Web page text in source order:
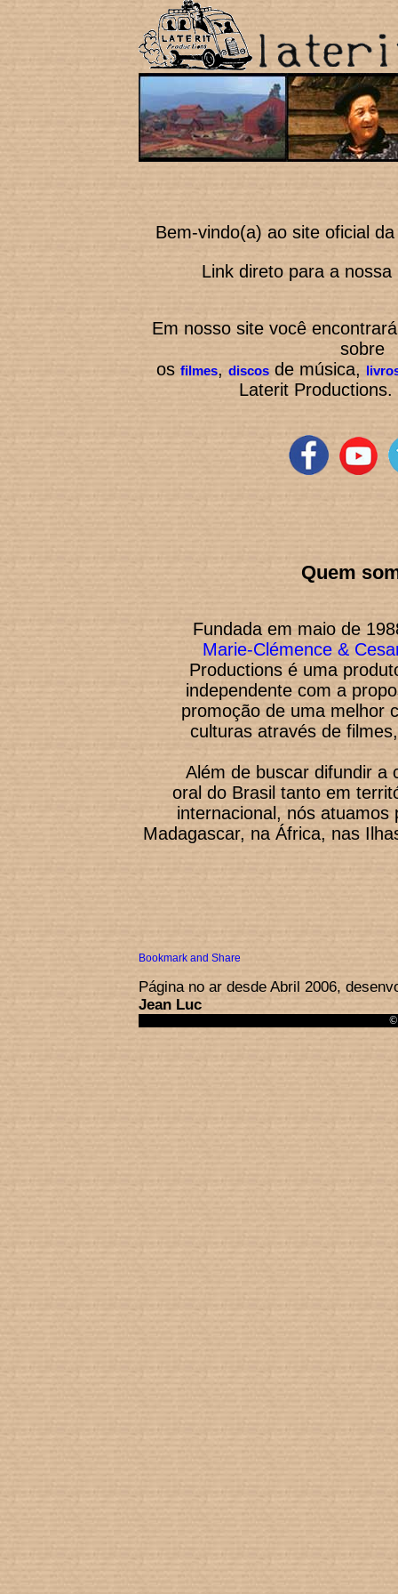
Bem-vindo(a) ao site oficial da
Link direto para a nossa
Em nosso site você
sobre
os filmes, discosde música,
Laterit Productions.
Quem
Fundada em maio de
Marie-Clémence &
Productions é uma
independente com a
promoção de uma melhor
culturas através de
Além de buscar difundir a
oral do Brasil tanto em
internacional, nós atuamos
Madagascar, na África, nas
Página no ar desde Abril 2006,
Jean Luc
©